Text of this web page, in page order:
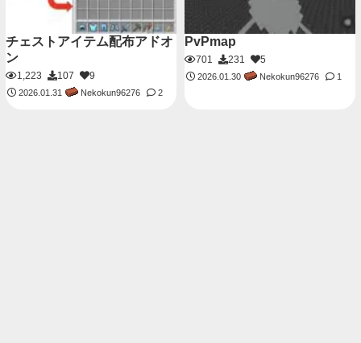
チェストアイテム配布アドオ
ン
1,223 107 9
2026.01.31 Nekokun96276 2
PvPmap
701 231 5
2026.01.30 Nekokun96276 1